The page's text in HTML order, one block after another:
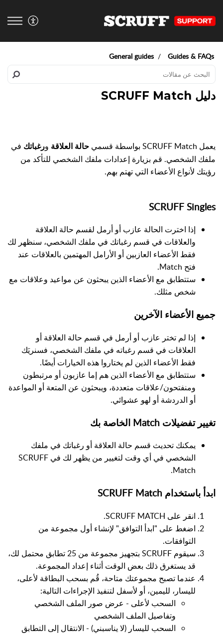
Guides & FAQs
General guides
دليل SCRUFF Match
يعمل SCRUFF Match بواسطة قسمي حالة العلاقة ورغباتك في
ملفك الشخصي. قم بزيارة إعدادات ملفك الشخصي للتأكد من
رؤيتك لأنواع الأعضاء التي تهتم بهم.
SCRUFF Singles
إذا اخترت الحالة عازب أو أرمل لقسم حالة العلاقة
والعلاقات في قسم رغباتك في ملفك الشخصي، سنظهر لك
فقط الأعضاء العازبين أو الأرامل المهتمين بالعلاقات عند
فتح Match.
ستتطابق مع الأعضاء الذين يبحثون عن مواعيد وعلاقات مع
شخص مثلك.
جميع الأعضاء الآخرين
إذا لم تختر عازب أو أرمل في قسم حالة العلاقة أو
العلاقات في قسم رغباته في ملفك الشخصي، فسنريَك
فقط الأعضاء الذين لم يختاروا هذه الخيارات أيضًا.
ستتطابق مع الأعضاء الذين هم إما عازبون أو مرتبطون
ومنفتحون/علاقات متعددة، ويبحثون عن المتعة أو المواعدة
أو الدردشة أو لهو عشوائي.
تغيير تفضيلات Match الخاصة بك
يمكنك تحديث قسم حالة العلاقة أو رغباتك في ملفك
الشخصي في أي وقت لتغيير من يظهر لك في SCRUFF
Match.
ابدأ باستخدام SCRUFF Match
انقر على SCRUFF MATCH.
اضغط على "ابدأ التوافق" لإنشاء أول مجموعة من
التوافقات.
سيقوم SCRUFF بتجهيز مجموعة من 25 تطابق محتمل لك،
قد يستغرق ذلك بعض الوقت أثناء إعداد المجموعة.
عندما تصبح مجموعتك متاحة، قُم بسحب البطاقة لأعلى،
لليسار، لليمين، أو لأسفل لتنفيذ الإجراءات التالية:
السحب لأعلى - عرض صور الملف الشخصي
وتفاصيل الملف الشخصي
السحب لليسار (لا يناسبني) - الانتقال إلى التطابق